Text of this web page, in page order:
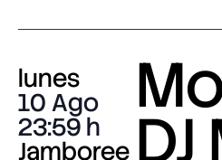
lunes
10 Ago
23:59
Jamboree